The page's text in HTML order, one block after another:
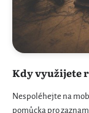
Kdy využijete
Nespoléhejte na
pomůcka pro